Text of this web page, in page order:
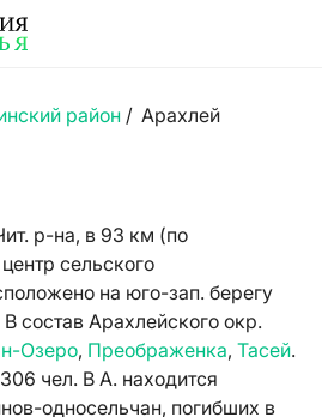
район / Арахлей
р-на, в 93 км (по
сельского
на юго-зап. берегу
состав Арахлейского окр.
Озеро, Преображенка, Тасей.
чел. В А. находится
односельчан, погибших в